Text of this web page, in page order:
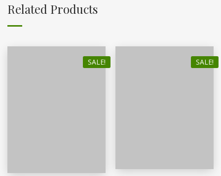
Related Products
SALE! SALE!